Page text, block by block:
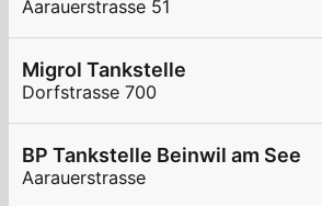
Aarauerstrasse 51
Migrol Tankstelle
Dorfstrasse 700
BP Tankstelle Beinwil am See
Aarauerstrasse